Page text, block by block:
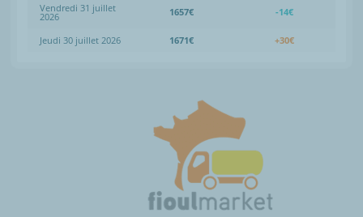
Vendredi 31 juillet
2026 1657€ -14€
Jeudi 30 juillet 2026 1671€ +30€